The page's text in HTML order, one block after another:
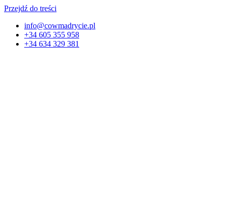
Przejdź do treści
info@cowmadrycie.pl
+34 605 355 958
+34 634 329 381​